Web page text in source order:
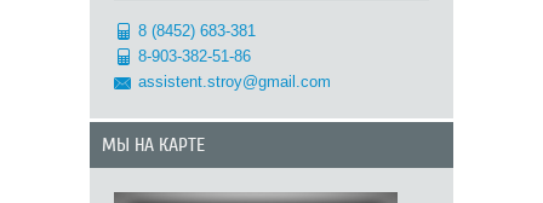
8 (8452) 683-381
8-903-382-51-86
assistent.stroy@gmail.com
МЫ НА КАРТЕ